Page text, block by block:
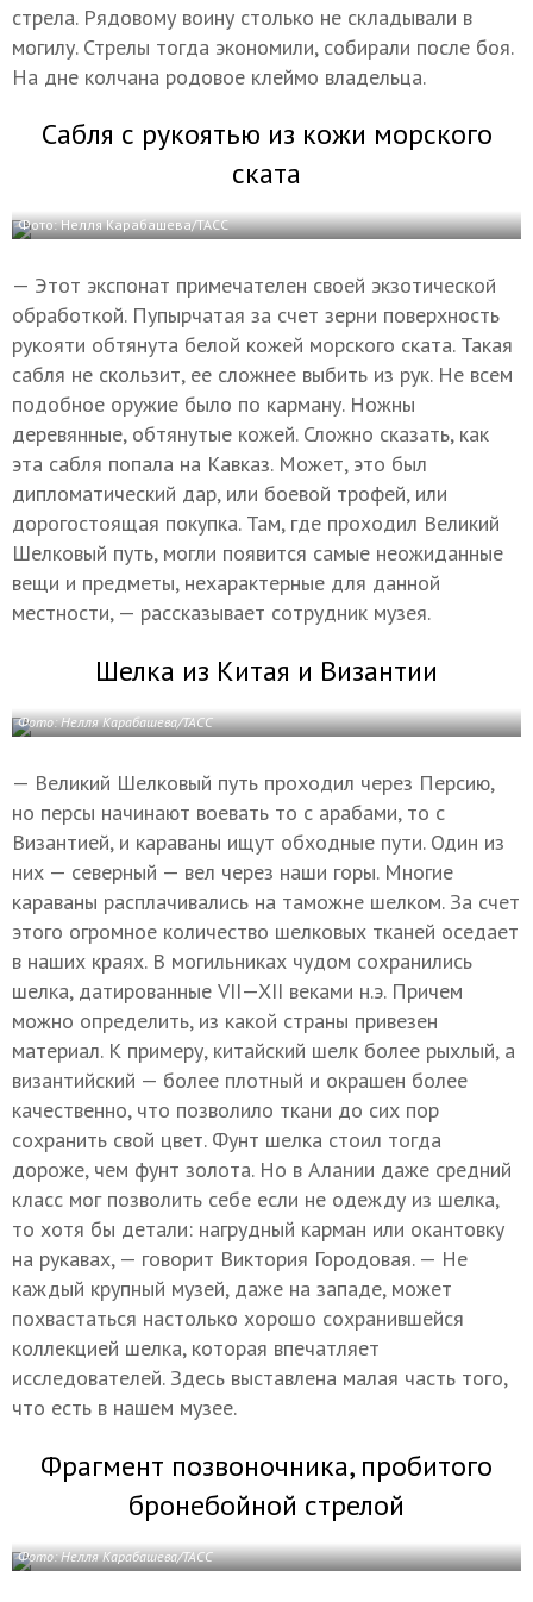
стрела. Рядовому воину столько не складывали в
могилу. Стрелы тогда экономили, собирали после боя.
На дне колчана родовое клеймо владельца.
Сабля с рукоятью из кожи морского
ската
Фото: Нелля Карабашева/ТАСС
— Этот экспонат примечателен своей экзотической
обработкой. Пупырчатая за счет зерни поверхность
рукояти обтянута белой кожей морского ската. Такая
сабля не скользит, ее сложнее выбить из рук. Не всем
подобное оружие было по карману. Ножны
деревянные, обтянутые кожей. Сложно сказать, как
эта сабля попала на Кавказ. Может, это был
дипломатический дар, или боевой трофей, или
дорогостоящая покупка. Там, где проходил Великий
Шелковый путь, могли появится самые неожиданные
вещи и предметы, нехарактерные для данной
местности, — рассказывает сотрудник музея.
Шелка из Китая и Византии
Фото: Нелля Карабашева/ТАСС
— Великий Шелковый путь проходил через Персию,
но персы начинают воевать то с арабами, то с
Византией, и караваны ищут обходные пути. Один из
них — северный — вел через наши горы. Многие
караваны расплачивались на таможне шелком. За счет
этого огромное количество шелковых тканей оседает
в наших краях. В могильниках чудом сохранились
шелка, датированные VII—XII веками н.э. Причем
можно определить, из какой страны привезен
материал. К примеру, китайский шелк более рыхлый, а
византийский — более плотный и окрашен более
качественно, что позволило ткани до сих пор
сохранить свой цвет. Фунт шелка стоил тогда
дороже, чем фунт золота. Но в Алании даже средний
класс мог позволить себе если не одежду из шелка,
то хотя бы детали: нагрудный карман или окантовку
на рукавах, — говорит Виктория Городовая. — Не
каждый крупный музей, даже на западе, может
похвастаться настолько хорошо сохранившейся
коллекцией шелка, которая впечатляет
исследователей. Здесь выставлена малая часть того,
что есть в нашем музее.
Фрагмент позвоночника, пробитого
бронебойной стрелой
Фото: Нелля Карабашева/ТАСС